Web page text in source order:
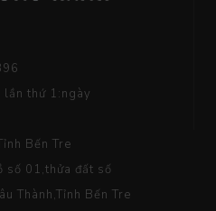
thứ 1:ngày
Bến Tre
số 01,thửa đất số
Thành,Tỉnh Bến Tre